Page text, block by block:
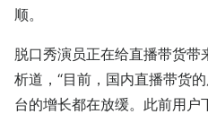
顺。
脱口秀演员正在给直播带货
析道，“目前，国内直播带货
台的增长都在放缓。此前用户